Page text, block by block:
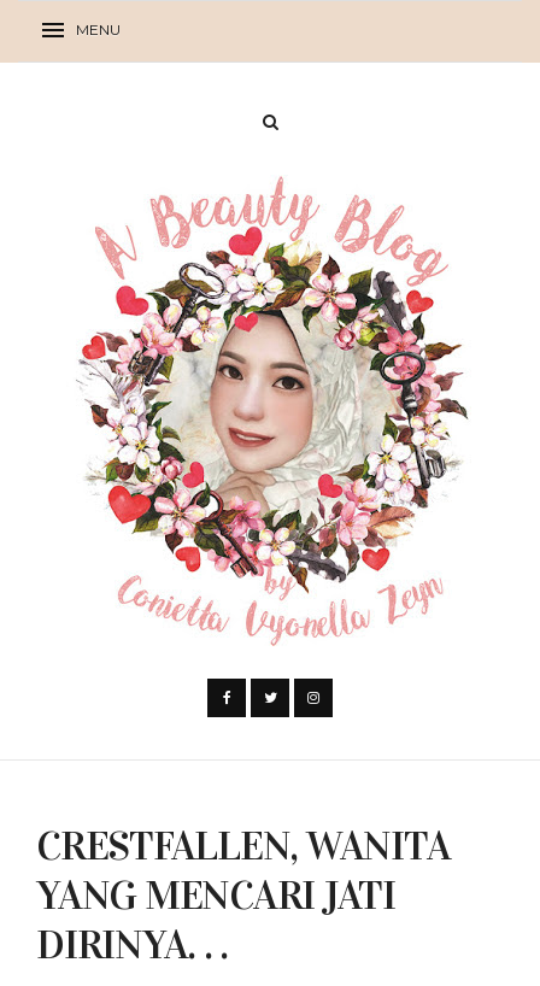
CRESTFALLEN, WANITA
YANG MENCARI JATI
DIRINYA. . .